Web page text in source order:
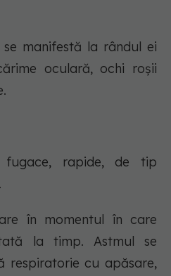
manifestă la rândul ei
oculară, ochi roșii
rapide, de tip
în momentul în care
la timp. Astmul se
respiratorie cu apăsare,